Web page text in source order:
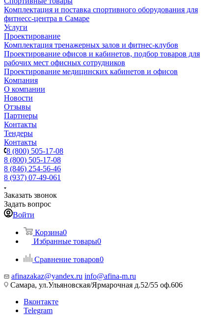
Комплектация и поставка спортивного оборудования для
фитнесс-центра в Самаре
Услуги
Проектирование
Комплектация тренажерных залов и фитнес-клубов
Проектирование офисов и кабинетов, подбор товаров для
рабочих мест офисных сотрудников
Проектирование медицинских кабинетов и офисов
Компания
О компании
Новости
Отзывы
Партнеры
Контакты
Тендеры
Контакты
8 (800) 505-17-08
8 (800) 505-17-08
8 (846) 254-56-46
8 (937) 07-49-061
Заказать звонок
Задать вопрос
Войти
Корзина0
Избранные товары0
Сравнение товаров0
afinazakaz@yandex.ru info@afina-m.ru
Самара, ул.Ульяновская/Ярмарочная д.52/55 оф.606
Вконтакте
Telegram